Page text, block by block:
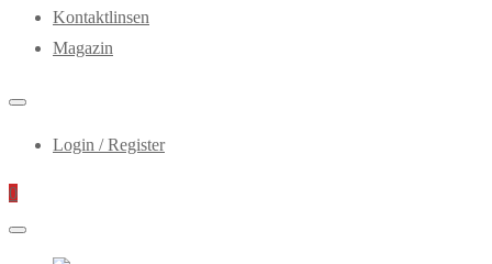
Kontaktlinsen
Magazin
Login / Register
0